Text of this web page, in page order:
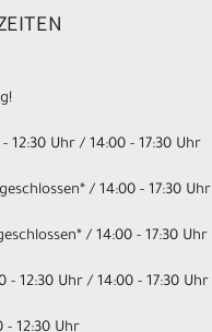
12:30 Uhr / 14:00 - 17:30 Uhr
/ 14:00 - 17:30 Uhr
/ 14:00 - 17:30 Uhr
Uhr / 14:00 - 17:30 Uhr
12:30 Uhr